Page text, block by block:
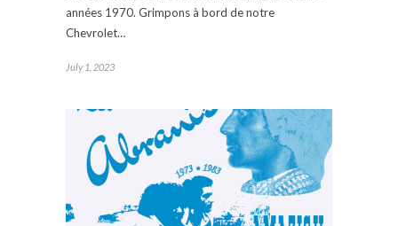
années 1970. Grimpons à bord de notre
Chevrolet…
July 1, 2023